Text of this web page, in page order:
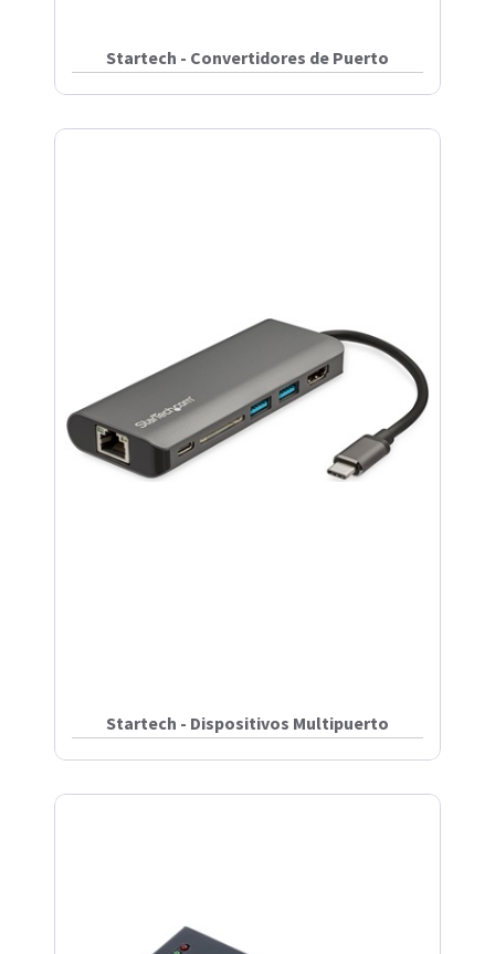
Startech - Convertidores de Puerto
Startech - Dispositivos Multipuerto